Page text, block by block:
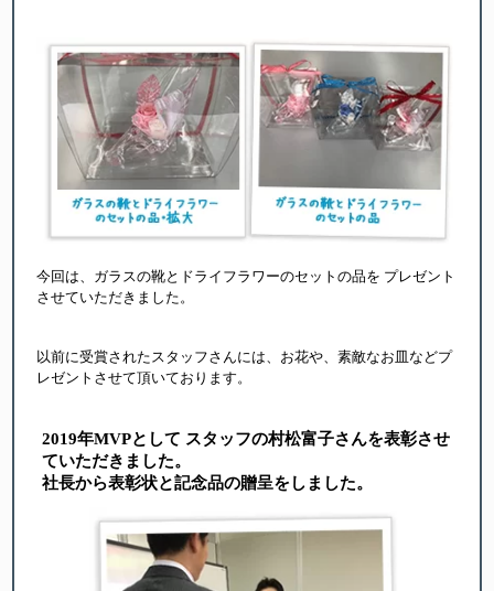
今回は、ガラスの靴とドライフラワーのセットの品を プレゼント
させていただきました。
以前に受賞されたスタッフさんには、お花や、素敵なお皿などプ
レゼントさせて頂いております。
2019年MVPとして スタッフの村松富子さんを表彰させ
ていただきました。
社長から表彰状と記念品の贈呈をしました。